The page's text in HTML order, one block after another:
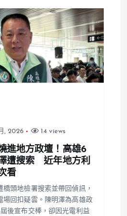
, 2026 14 views
進地方政壇！高雄6
遭搜索 近年地方利
看
橋頭地檢署搜索並帶回偵訊，
場回扣疑雲。陳明澤為高雄政
後宣布交棒，卻因光電利益